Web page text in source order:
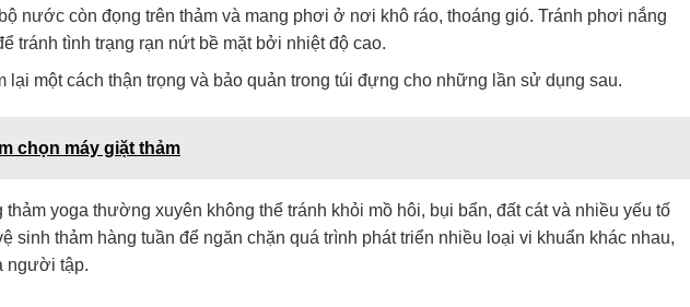
nước còn đọng trên thảm và mang phơi ở nơi khô ráo, thoáng gió. Tránh phơi nắng
tránh tình trạng rạn nứt bề mặt bởi nhiệt độ cao.
lại một cách thận trọng và bảo quản trong túi đựng cho những lần sử dụng sau.
chọn máy giặt thảm
yoga thường xuyên không thể tránh khỏi mồ hôi, bụi bẩn, đất cát và nhiều yếu tố
sinh thảm hàng tuần để ngăn chặn quá trình phát triển nhiều loại vi khuẩn khác nhau,
người tập.